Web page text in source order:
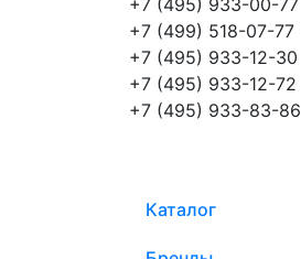
+7 (499) 518-07-77
+7 (495) 933-12-30
+7 (495) 933-12-72
+7 (495) 933-83-86
Каталог